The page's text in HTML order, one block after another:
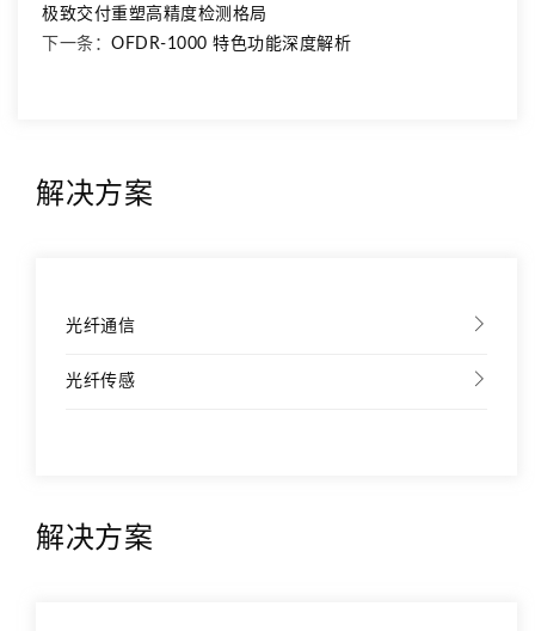
极致交付重塑高精度检测格局
下一条： OFDR-1000 特色功能深度解析
解决方案
光纤通信
光纤传感
解决方案